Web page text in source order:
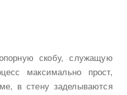
скобу, служащую
максимально прост,
в стену заделываются